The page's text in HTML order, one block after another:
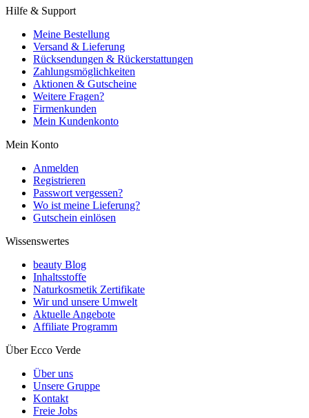
Hilfe & Support
Meine Bestellung
Versand & Lieferung
Rücksendungen & Rückerstattungen
Zahlungsmöglichkeiten
Aktionen & Gutscheine
Weitere Fragen?
Firmenkunden
Mein Kundenkonto
Mein Konto
Anmelden
Registrieren
Passwort vergessen?
Wo ist meine Lieferung?
Gutschein einlösen
Wissenswertes
beauty Blog
Inhaltsstoffe
Naturkosmetik Zertifikate
Wir und unsere Umwelt
Aktuelle Angebote
Affiliate Programm
Über Ecco Verde
Über uns
Unsere Gruppe
Kontakt
Freie Jobs